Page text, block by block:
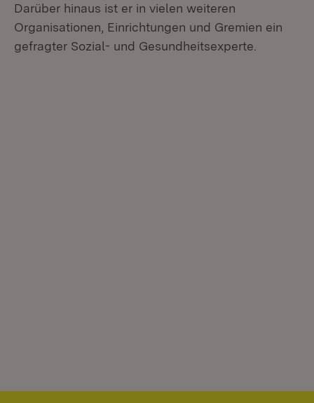
Darüber hinaus ist er in vielen weiteren
Organisationen, Einrichtungen und Gremien ein
gefragter Sozial- und Gesundheitsexperte.